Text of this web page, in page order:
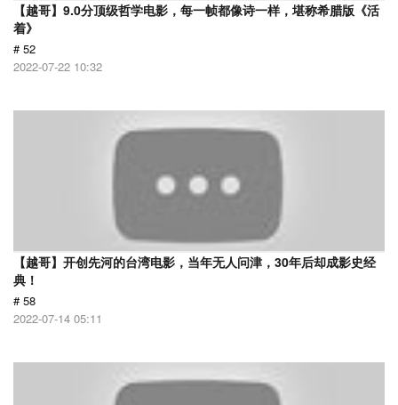
【越哥】9.0分顶级哲学电影，每一帧都像诗一样，堪称希腊版《活
着》
# 52
2022-07-22 10:32
【越哥】开创先河的台湾电影，当年无人问津，30年后却成影史经
典！
# 58
2022-07-14 05:11